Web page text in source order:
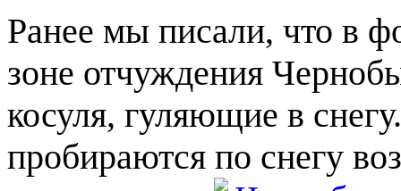
Ранее мы писали, что в
зоне отчуждения
косуля, гуляющие в
пробираются по снегу